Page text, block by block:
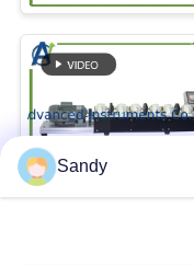
Sandy